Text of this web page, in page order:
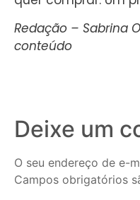
Redação – Sabrina
conteúdo
Deixe um
O seu endereço de e-
Campos obrigatórios